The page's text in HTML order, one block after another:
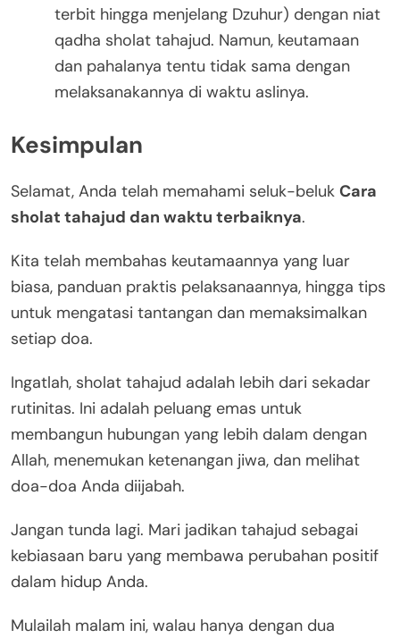
terbit hingga menjelang Dzuhur) dengan niat
qadha sholat tahajud. Namun, keutamaan
dan pahalanya tentu tidak sama dengan
melaksanakannya di waktu aslinya.
Kesimpulan
Selamat, Anda telah memahami seluk-beluk Cara
sholat tahajud dan waktu terbaiknya.
Kita telah membahas keutamaannya yang luar
biasa, panduan praktis pelaksanaannya, hingga tips
untuk mengatasi tantangan dan memaksimalkan
setiap doa.
Ingatlah, sholat tahajud adalah lebih dari sekadar
rutinitas. Ini adalah peluang emas untuk
membangun hubungan yang lebih dalam dengan
Allah, menemukan ketenangan jiwa, dan melihat
doa-doa Anda diijabah.
Jangan tunda lagi. Mari jadikan tahajud sebagai
kebiasaan baru yang membawa perubahan positif
dalam hidup Anda.
Mulailah malam ini, walau hanya dengan dua